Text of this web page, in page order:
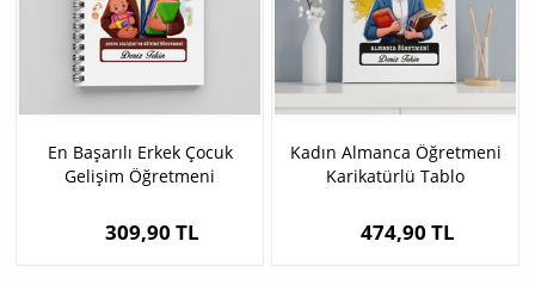
En Başarılı Erkek Çocuk
Gelişim Öğretmeni
309,90 TL
Kadın Almanca Öğretmeni
Karikatürlü Tablo
474,90 TL